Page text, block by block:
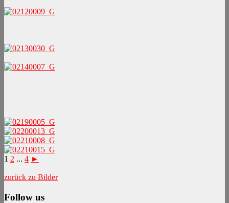
1 2 ... 4 ►
zurück zu Bilder
Follow us